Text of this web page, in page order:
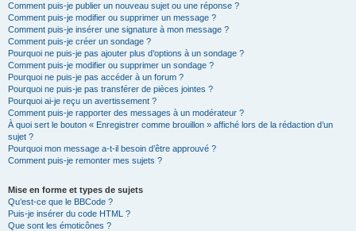
Comment puis-je publier un nouveau sujet ou une réponse ?
Comment puis-je modifier ou supprimer un message ?
Comment puis-je insérer une signature à mon message ?
Comment puis-je créer un sondage ?
Pourquoi ne puis-je pas ajouter plus d’options à un sondage ?
Comment puis-je modifier ou supprimer un sondage ?
Pourquoi ne puis-je pas accéder à un forum ?
Pourquoi ne puis-je pas transférer de pièces jointes ?
Pourquoi ai-je reçu un avertissement ?
Comment puis-je rapporter des messages à un modérateur ?
À quoi sert le bouton « Enregistrer comme brouillon » affiché lors de la rédaction d’un
sujet ?
Pourquoi mon message a-t-il besoin d’être approuvé ?
Comment puis-je remonter mes sujets ?
Mise en forme et types de sujets
Qu’est-ce que le BBCode ?
Puis-je insérer du code HTML ?
Que sont les émoticônes ?